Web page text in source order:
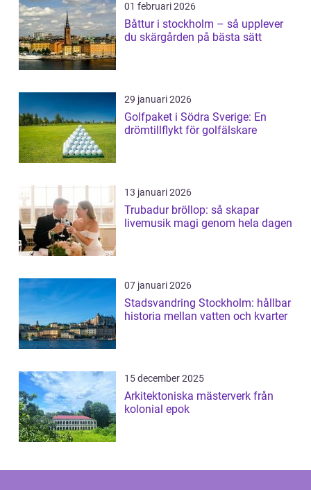
01 februari 2026
Båttur i stockholm – så upplever
du skärgården på bästa sätt
29 januari 2026
Golfpaket i Södra Sverige: En
drömtillflykt för golfälskare
13 januari 2026
Trubadur bröllop: så skapar
livemusik magi genom hela dagen
07 januari 2026
Stadsvandring Stockholm: hållbar
historia mellan vatten och kvarter
15 december 2025
Arkitektoniska mästerverk från
kolonial epok